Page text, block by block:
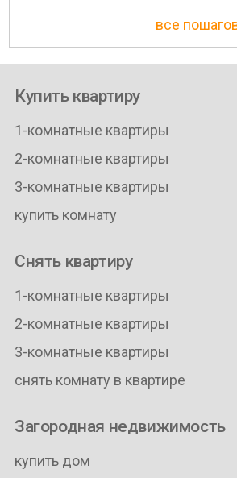
все
Купить квартиру
1-комнатные квартиры
2-комнатные квартиры
3-комнатные квартиры
купить комнату
Снять квартиру
1-комнатные квартиры
2-комнатные квартиры
3-комнатные квартиры
снять комнату в квартире
Загородная недвижимость
купить дом